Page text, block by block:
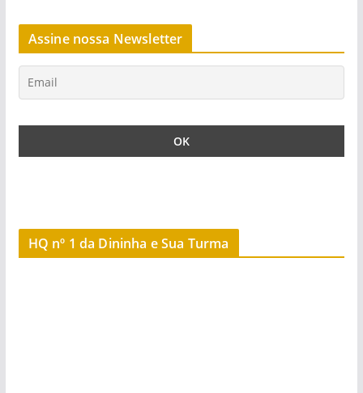
Assine nossa Newsletter
HQ nº 1 da Dininha e Sua Turma